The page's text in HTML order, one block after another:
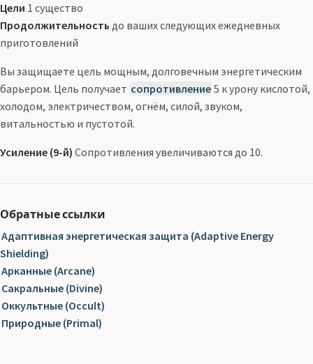
Цели 1 существо
Продолжительность до ваших следующих ежедневных
приготовлений
Вы защищаете цель мощным, долговечным энергетическим
барьером. Цель получает сопротивление 5 к урону кислотой,
холодом, электричеством, огнём, силой, звуком,
витальностью и пустотой.
Усиление (9-й) Сопротивления увеличиваются до 10.
Обратные ссылки
Адаптивная энергетическая защита (Adaptive Energy
Shielding)
Арканные (Arcane)
Сакральные (Divine)
Оккультные (Occult)
Природные (Primal)